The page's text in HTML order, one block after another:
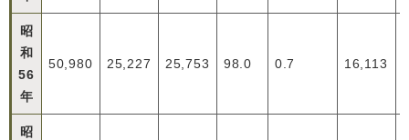
昭
和
56
年
50,980 25,227 25,753 98.0 0.7 16,113
昭